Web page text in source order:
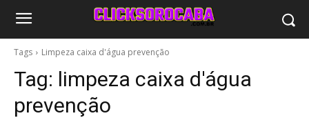
Tags Limpeza caixa d'água prevenção
Tag: limpeza caixa d'água
prevenção